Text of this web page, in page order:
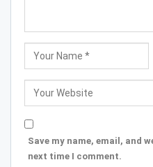
Save my name, email, and
next time I comment.